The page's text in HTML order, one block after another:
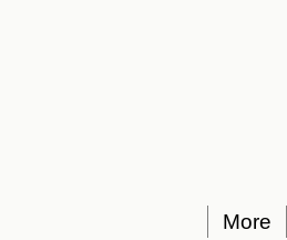
More